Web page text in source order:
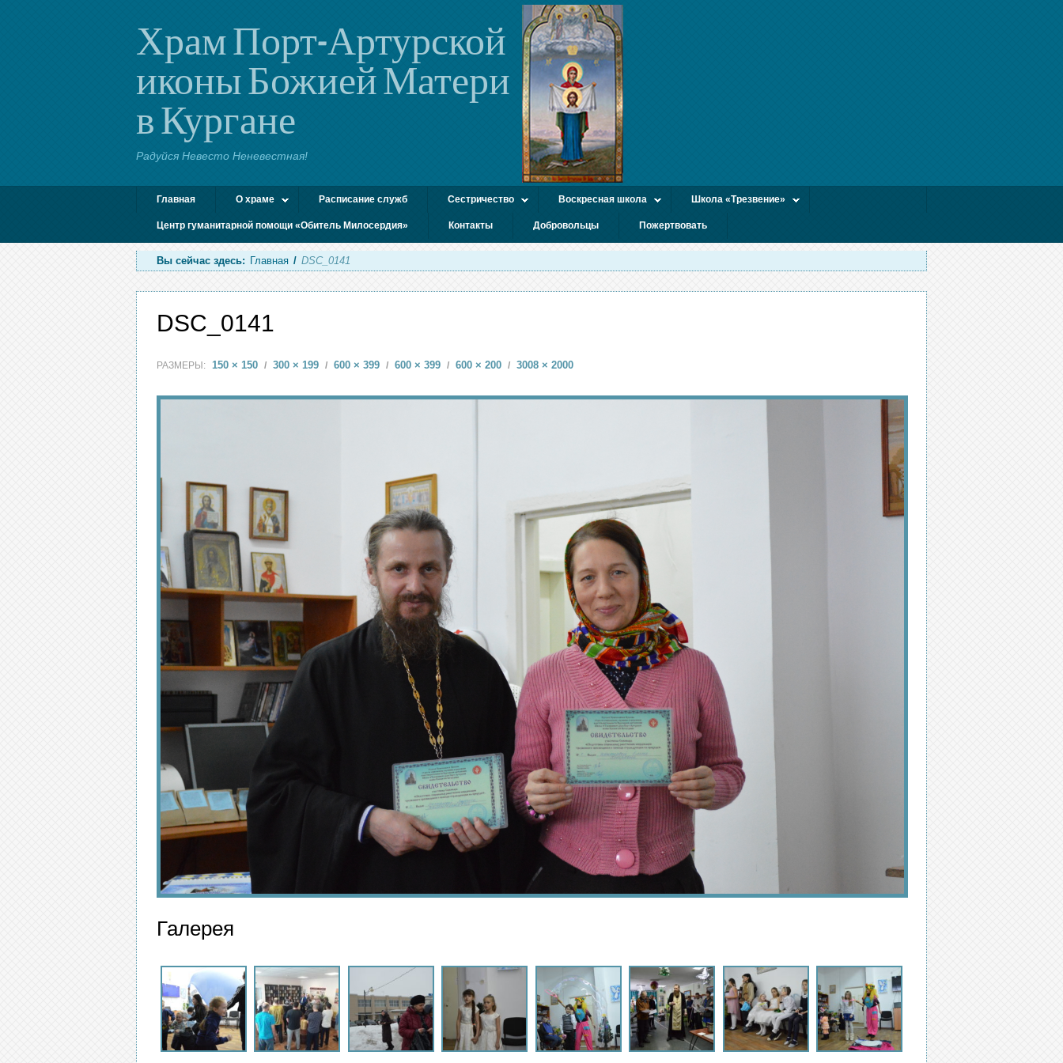
Храм Порт-Артурской
иконы Божией Матери
в Кургане
Радуйся Невесто Неневестная!
Главная О храме Расписание служб Сестричество Воскресная школа Школа «Трезвение»
Центр гуманитарной помощи «Обитель Милосердия» Контакты Добровольцы Пожертвовать
Вы сейчас здесь: Главная / DSC_0141
DSC_0141
РАЗМЕРЫ: 150 × 150 / 300 × 199 / 600 × 399 / 600 × 399 / 600 × 200 / 3008 × 2000
Галерея